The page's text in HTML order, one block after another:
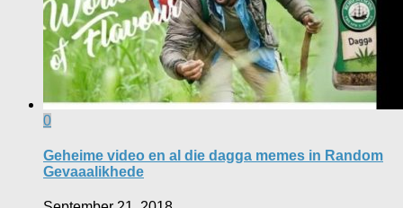
0
Geheime video en al die dagga memes in Random
Gevaaalikhede